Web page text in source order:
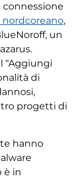
nordcoreano,
un
“Aggiungi
di
progetti di
hanno
è in